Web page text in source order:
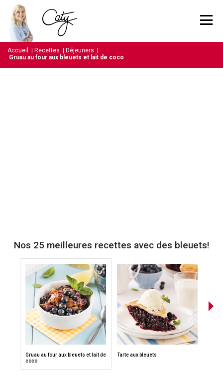
Accueil Recettes Déjeuners
Gruau au four aux bleuets et lait de coco
Nos 25 meilleures recettes avec des bleuets!
Gruau au four aux bleuets et lait de
coco
Tarte aux bleuets